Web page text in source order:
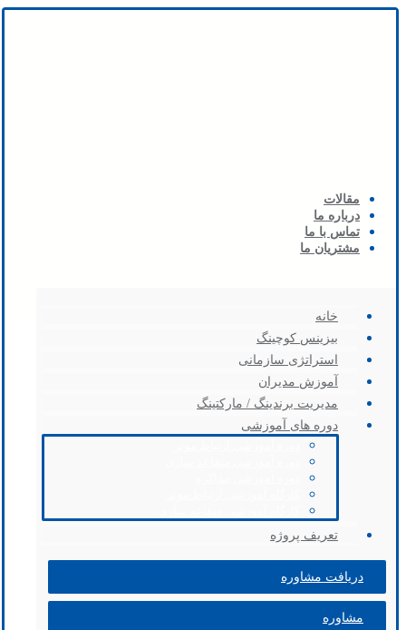
مقالات
درباره ما
تماس با ما
مشتریان ما
خانه
بیزینس کوچینگ
استراتژی سازمانی
آموزش مدیران
مدیریت برندینگ / مارکتینگ
دوره های آموزشی
تعریف پروژه
دریافت مشاوره
مشاوره